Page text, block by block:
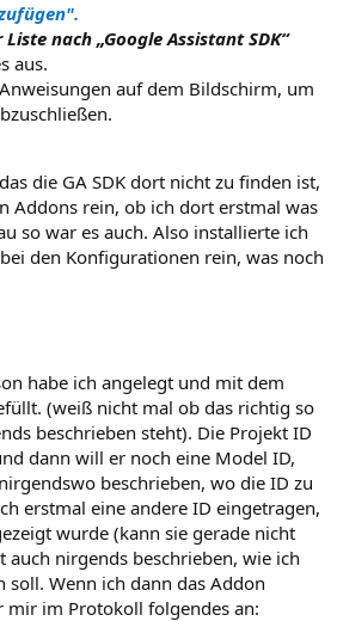
nach „Google Assistant SDK“
aus.
auf dem Bildschirm, um
die GA SDK dort nicht zu finden ist,
Addons rein, ob ich dort erstmal was
so war es auch. Also installierte ich
den Konfigurationen rein, was noch
habe ich angelegt und mit dem
(weiß nicht mal ob das richtig so
beschrieben steht). Die Projekt ID
dann will er noch eine Model ID,
beschrieben, wo die ID zu
erstmal eine andere ID eingetragen,
wurde (kann sie gerade nicht
auch nirgends beschrieben, wie ich
Wenn ich dann das Addon
mir im Protokoll folgendes an: